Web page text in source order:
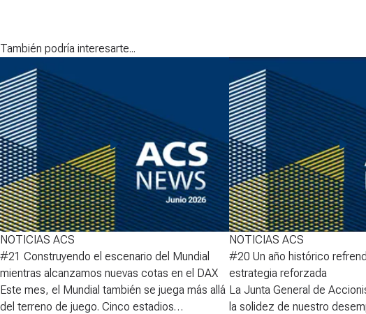
También podría interesarte...
NOTICIAS ACS
#21 Construyendo el escenario del Mundial
mientras alcanzamos nuevas cotas en el DAX
Este mes, el Mundial también se juega más allá
del terreno de juego. Cinco estadios
NOTICIAS ACS
#20 Un año histórico
estrategia reforzada
La Junta General de
la solidez de nuestro